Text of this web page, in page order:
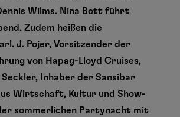
Wilms. Nina Bott führt
Zudem heißen die
J. Pojer, Vorsitzender der
von Hapag-Lloyd Cruises,
Inhaber der Sansibar
Wirtschaft, Kultur und Show-
sommerlichen Partynacht mit